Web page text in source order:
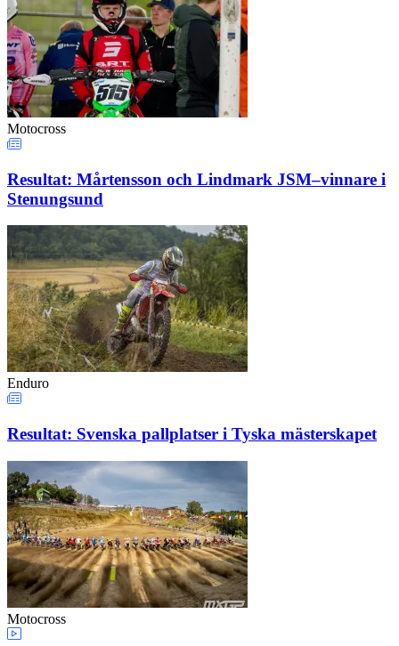
Motocross
Resultat: Mårtensson och Lindmark JSM–vinnare i
Stenungsund
Enduro
Resultat: Svenska pallplatser i Tyska mästerskapet
Motocross